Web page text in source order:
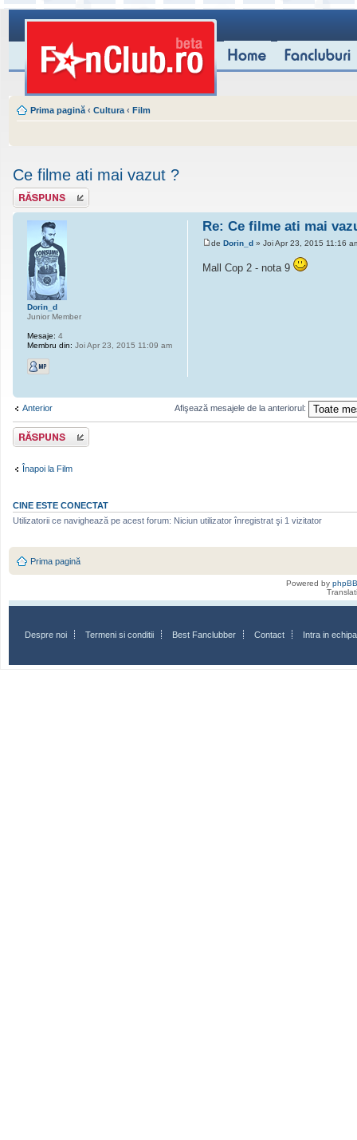
Prima pagină ‹ Cultura ‹ Film
Ce filme ati mai vazut ?
Scrie un răspuns
Re: Ce filme ati mai
de Dorin_d » Joi Apr 23, 2015 11:16
Mall Cop 2 - nota 9
Dorin_d
Junior Member
Mesaje: 4
Membru din: Joi Apr 23, 2015 11:09 am
Anterior Afişează mesajele de la anteriorul:
Scrie un răspuns
Înapoi la Film
CINE ESTE CONECTAT
Utilizatorii ce navighează pe acest forum: Niciun utilizator înregistrat şi 1 vizitator
Prima pagină
Powered by phpBB
Despre noi Termeni si conditii Best Fanclubber Contact Intra in